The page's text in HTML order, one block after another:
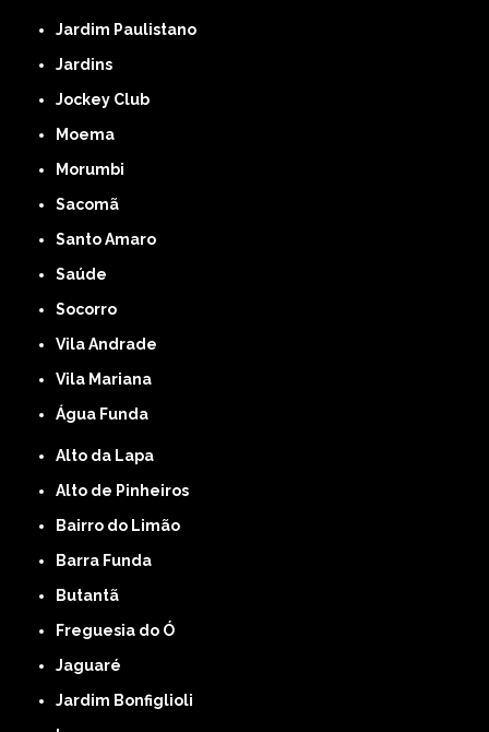
Jardim Paulistano
Jardins
Jockey Club
Moema
Morumbi
Sacomã
Santo Amaro
Saúde
Socorro
Vila Andrade
Vila Mariana
Água Funda
Alto da Lapa
Alto de Pinheiros
Bairro do Limão
Barra Funda
Butantã
Freguesia do Ó
Jaguaré
Jardim Bonfiglioli